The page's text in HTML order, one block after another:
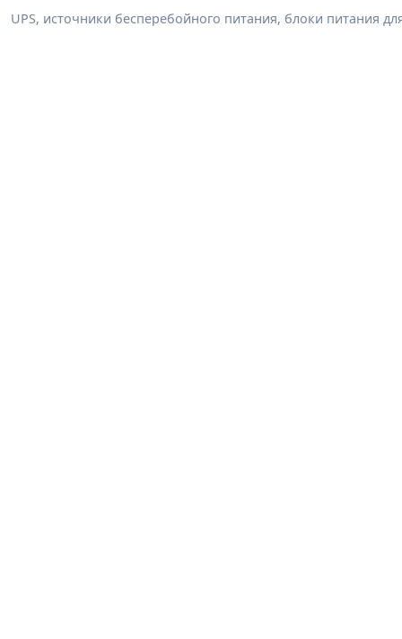
UPS, источники бесперебойного питания, блоки питания